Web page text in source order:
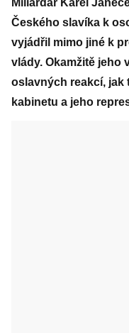
Miliardář Karel
Českého slavíka k
vyjádřil mimo jiné k
vlády. Okamžitě jeho
oslavných reakcí, jak
kabinetu a jeho